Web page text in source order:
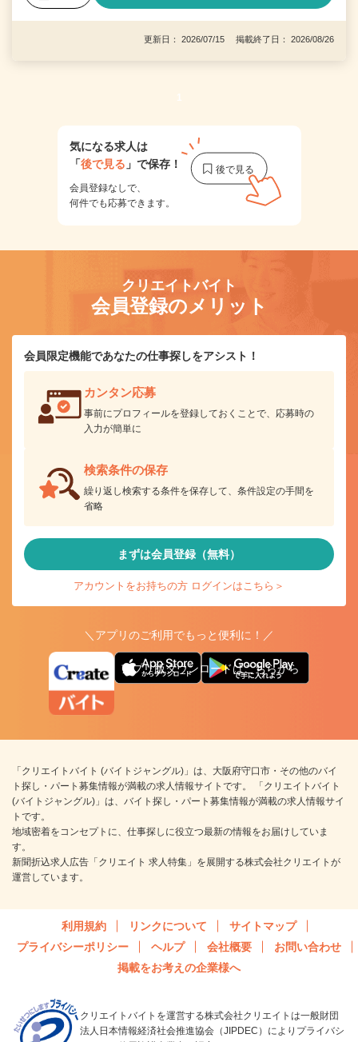
更新日： 2026/07/15 掲載終了日： 2026/08/26
1
気になる求人は
「後で見る 」で保存！
会員登録なしで、
何件でも応募できます。
クリエイトバイト
会員登録のメリット
会員限定機能であなたの仕事探しをアシスト！
カンタン応募
事前にプロフィールを登録しておくことで、応募時の
入力が簡単に
検索条件の保存
繰り返し検索する条件を保存して、条件設定の手間を
省略
まずは会員登録（無料）
アカウントをお持ちの方 ログインはこちら＞
＼アプリのご利用でもっと便利に！／
アプリ版ダウンロードはこちらから
「クリエイトバイト (バイトジャングル)」は、大阪府守口市・その他のバイ
ト探し・パート募集情報が満載の求人情報サイトです。 「クリエイトバイト
(バイトジャングル)」は、バイト探し・パート募集情報が満載の求人情報サイ
トです。
地域密着をコンセプトに、仕事探しに役立つ最新の情報をお届けしていま
す。
新聞折込求人広告「クリエイト 求人特集」を展開する株式会社クリエイトが
運営しています。
利用規約 リンクについて
サイトマップ
プライバシーポリシー
ヘルプ 会社概要
お問い合わせ
掲載をお考えの企業様へ
クリエイトバイトを運営する株式会社クリエイトは一般財団
法人日本情報経済社会推進協会（JIPDEC）によりプライバシ